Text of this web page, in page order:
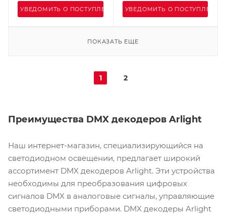
УВЕДОМИТЬ О ПОСТУПЛЕНИИ УВЕДОМИТЬ О ПОСТУПЛЕНИИ
ПОКАЗАТЬ ЕЩЕ
1 2
Преимущества DMX декодеров Arlight
Наш интернет-магазин, специализирующийся на
светодиодном освещении, предлагает широкий
ассортимент DMX декодеров Arlight. Эти устройства
необходимы для преобразования цифровых
сигналов DMX в аналоговые сигналы, управляющие
светодиодными приборами. DMX декодеры Arlight